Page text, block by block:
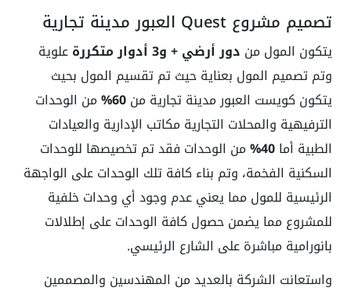
تصميم مشروع Quest العبور مدينة تجارية
يتكون المول من دور أرضي + و3 أدوار متكررة
علوية
وتم تصميم المول بعناية حيث تم تقسيم المول بحيث
يتكون كويست العبور مدينة تجارية من60%
من الوحدات
الترفيهية والمحلات التجارية مكاتب الإدارية والعيادات
الطبية أما40%
من الوحدات فقد تم تخصيصها للوحدات
السكنية الفخمة، وتم بناء كافة تلك الوحدات على الواجهة
الرئيسية للمول مما يعني عدم وجود أي وحدات خلفية
للمشروع مما يضمن حصول كافة الوحدات على إطلالات
بانورامية مباشرة على الشارع الرئيسي.
واستعانت الشركة بالعديد من المهندسين والمصممين